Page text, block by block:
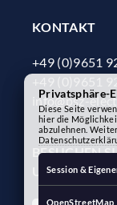
KONTAKT
+49 (0)9651
info@psz-
BESUCHEN
UNS AUF:
Privatsphäre-
Diese Seite
hier die
abzulehnen.
Session &
OpenStreetMap